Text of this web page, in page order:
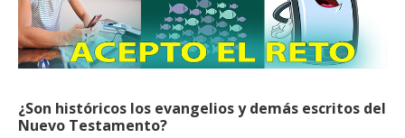
¿Son históricos los evangelios y demás escritos del
Nuevo Testamento?